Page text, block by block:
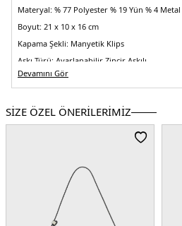
Materyal: % 77 Polyester % 19 Yün % 4
Boyut: 21 x 10 x 16 cm
Kapama Şekli: Manyetik Klips
Askı Türü: Ayarlanabilir Zincir Askılı
Menşei:Burma
uzunluğu yaklaşık 110-130 cm
Devamını Gör
SİZE ÖZEL ÖNERİLERİMİZ